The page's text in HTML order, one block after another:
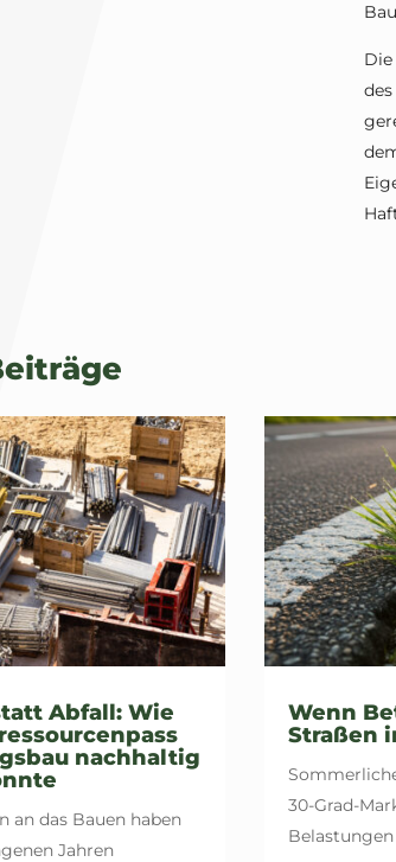
Abfall: Wie
nachhaltig
an das Bauen haben
Jahren
Wenn
Straßen
30-Grad-
Belastungen